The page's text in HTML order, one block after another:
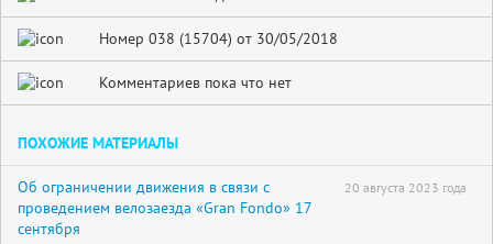
Номер 038 (15704) от 30/05/2018
Комментариев пока что нет
ПОХОЖИЕ МАТЕРИАЛЫ
Об ограничении движения в связи с
проведением велозаезда «Gran Fondo» 17
сентября
20 августа 2023 года